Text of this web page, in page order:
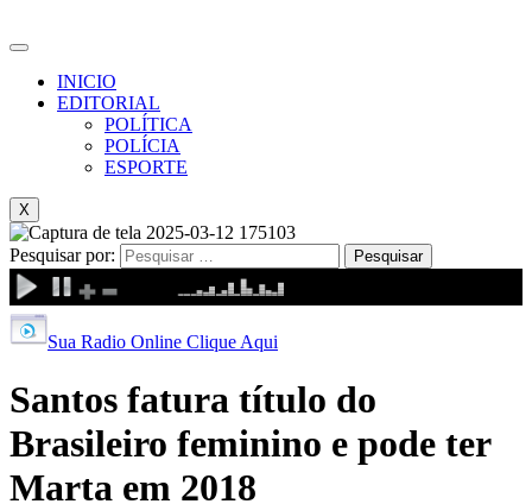
INICIO
EDITORIAL
POLÍTICA
POLÍCIA
ESPORTE
X
Pesquisar por:
Sua Radio Online Clique Aqui
Santos fatura título do
Brasileiro feminino e pode ter
Marta em 2018